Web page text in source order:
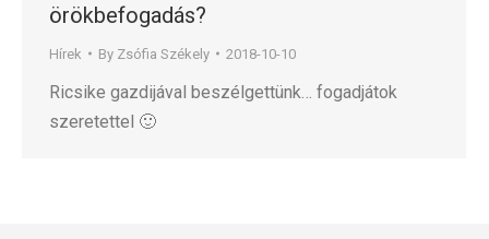
örökbefogadás?
Hírek By Zsófia Székely 2018-10-10
Ricsike gazdijával beszélgettünk… fogadjátok
szeretettel 🙂